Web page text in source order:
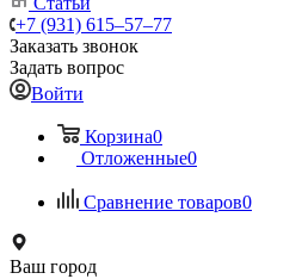
+7 (931) 615‒57‒77
Заказать звонок
Задать вопрос
Войти
Корзина0
Отложенные0
Сравнение товаров0
Ваш город